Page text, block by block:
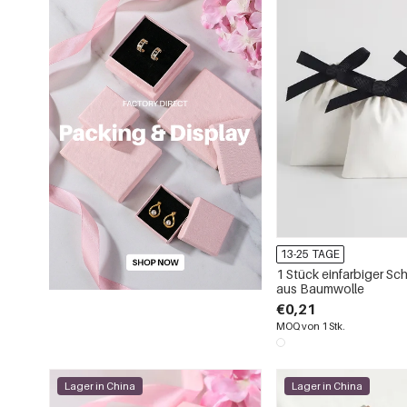
13-25 TAGE
1 Stück einfarbiger
aus Baumwolle
€0,21
MOQ von 1 Stk.
Lager in China Lager in China